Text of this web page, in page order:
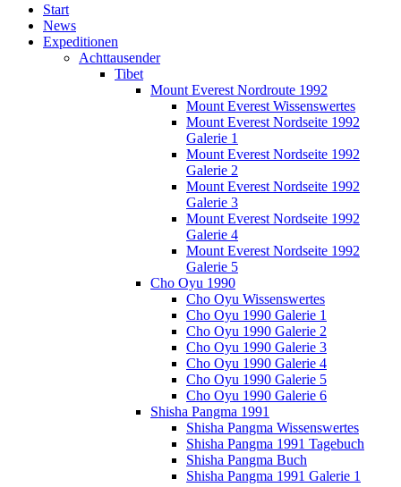
Start
News
Expeditionen
Achttausender
Tibet
Mount Everest Nordroute 1992
Mount Everest Wissenswertes
Mount Everest Nordseite 1992
Galerie 1
Mount Everest Nordseite 1992
Galerie 2
Mount Everest Nordseite 1992
Galerie 3
Mount Everest Nordseite 1992
Galerie 4
Mount Everest Nordseite 1992
Galerie 5
Cho Oyu 1990
Cho Oyu Wissenswertes
Cho Oyu 1990 Galerie 1
Cho Oyu 1990 Galerie 2
Cho Oyu 1990 Galerie 3
Cho Oyu 1990 Galerie 4
Cho Oyu 1990 Galerie 5
Cho Oyu 1990 Galerie 6
Shisha Pangma 1991
Shisha Pangma Wissenswertes
Shisha Pangma 1991 Tagebuch
Shisha Pangma Buch
Shisha Pangma 1991 Galerie 1